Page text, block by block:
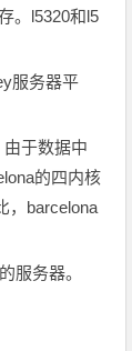
。l5320和l5
服务器平
于数据中
的四内核
，barcelona
服务器。